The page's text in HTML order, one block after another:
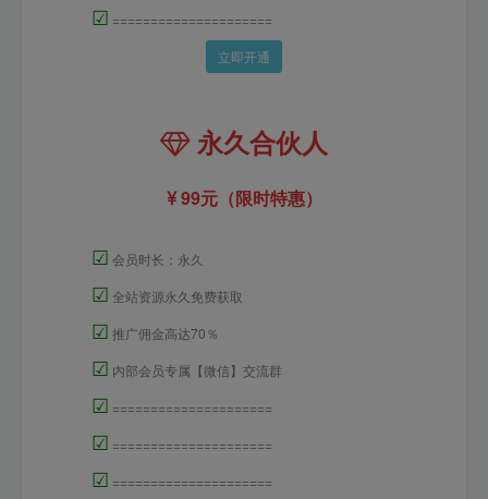
☑ =====================
立即开通
永久合伙人
99元（限时特惠）
☑ 会员时长：永久
☑ 全站资源永久免费获取
☑ 推广佣金高达70％
☑ 内部会员专属【微信】交流群
☑ =====================
☑ =====================
☑ =====================